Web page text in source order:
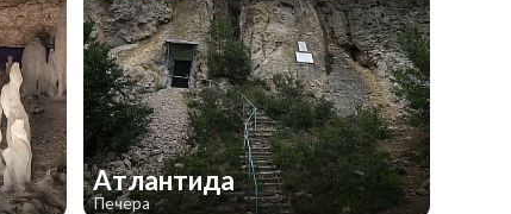
Атлантида
Печера